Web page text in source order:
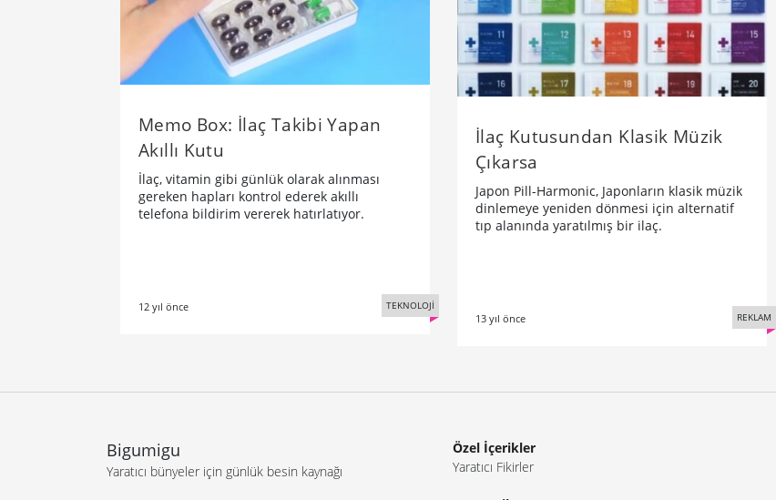
Memo Box: İlaç Takibi Yapan
Akıllı Kutu
İlaç, vitamin gibi günlük olarak alınması
gereken hapları kontrol ederek akıllı
telefona bildirim vererek hatırlatıyor.
12 yıl önce TEKNOLOJİ
İlaç Kutusundan Klasik Müzik
Çıkarsa
Japon Pill-Harmonic, Japonların klasik müzik
dinlemeye yeniden dönmesi için alternatif
tıp alanında yaratılmış bir ilaç.
13 yıl önce REKLAM
Bigumigu
Yaratıcı bünyeler için günlük besin kaynağı
Özel İçerikler
Yaratıcı Fikirler